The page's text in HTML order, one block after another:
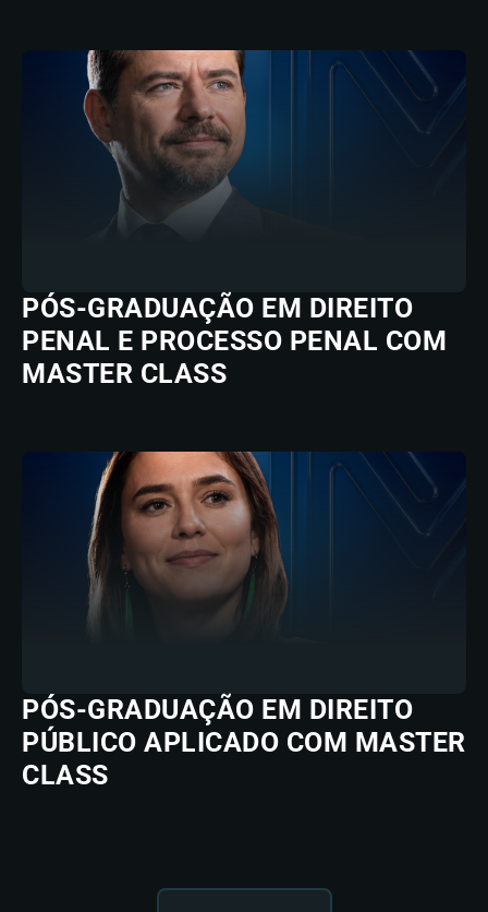
PÓS-GRADUAÇÃO EM DIREITO
PENAL E PROCESSO PENAL COM
MASTER CLASS
PÓS-GRADUAÇÃO EM DIREITO
PÚBLICO APLICADO COM MASTER
CLASS